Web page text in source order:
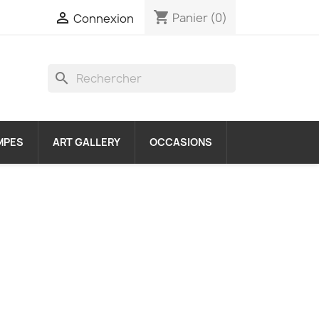
 Connexion shopping_cart Panier (0)
search
ART GALLERY OCCASIONS